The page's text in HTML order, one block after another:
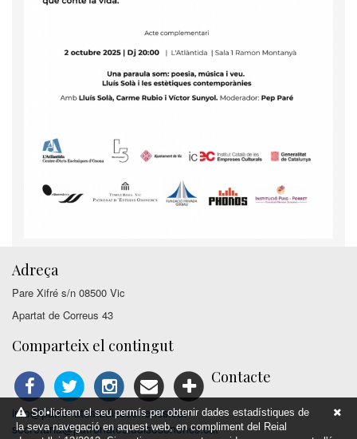
Sol•licitem el seu permís per obtenir dades estadístiques de
la seva navegació en aquest web, en compliment del Reial
Adreça
Pare Xifré s/n 08500 Vic
Apartat de Correus 43
Comparteix el contingut
Contacte
info@patronatestudisosonencs.cat
secretaria@patronatestudisosonencs.cat